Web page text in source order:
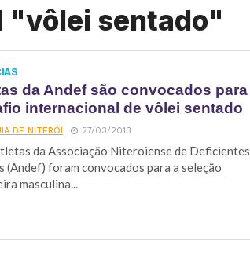
"vôlei sentado"
da Andef são convocados para
internacional de vôlei sentado
DE NITERÓI 27/03/2013
da Associação Niteroiense de Deficientes
(Andef) foram convocados para a seleção
masculina...